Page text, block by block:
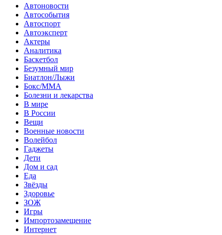
Автоновости
Автособытия
Автоспорт
Автоэксперт
Актеры
Аналитика
Баскетбол
Безумный мир
Биатлон/Лыжи
Бокс/MMA
Болезни и лекарства
В мире
В России
Вещи
Военные новости
Волейбол
Гаджеты
Дети
Дом и сад
Еда
Звёзды
Здоровье
ЗОЖ
Игры
Импортозамещение
Интернет